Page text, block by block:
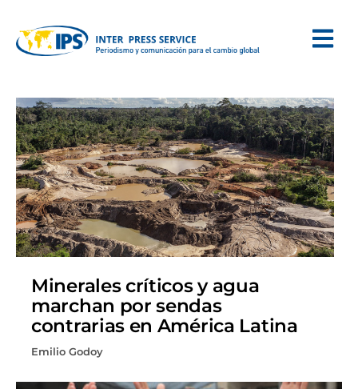
Minerales críticos y agua
marchan por sendas
contrarias en América Latina
Emilio Godoy